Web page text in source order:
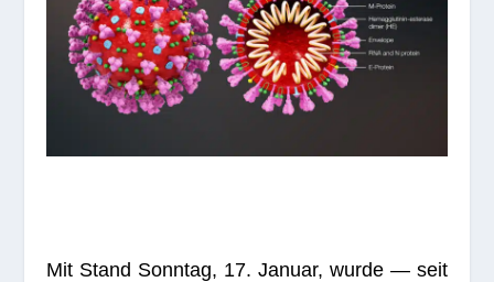
Mit Stand Sonn­tag, 17. Januar, wurde — seit